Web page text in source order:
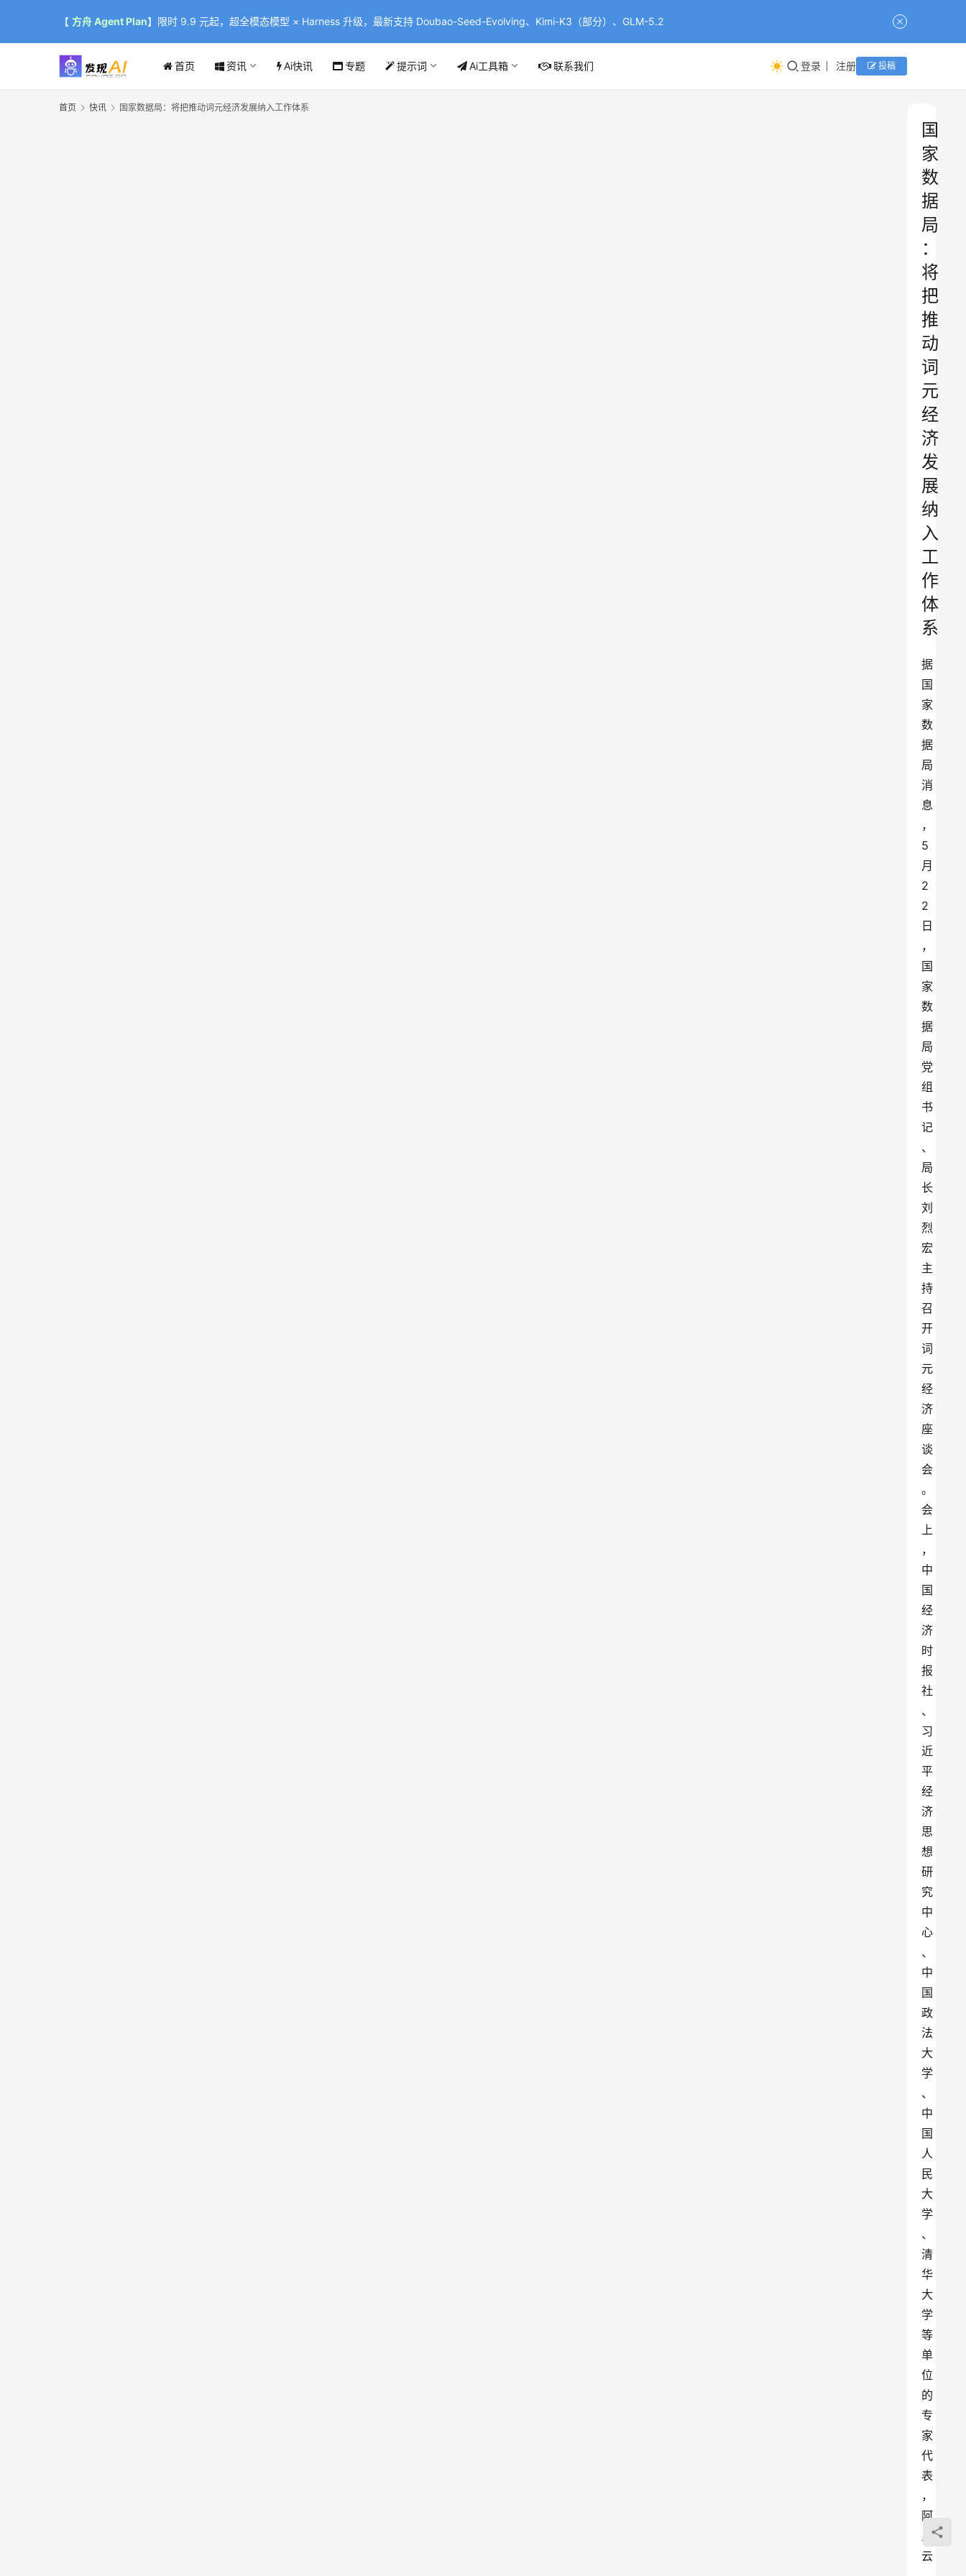
【 方舟 Agent Plan】限时 9.9 元起，超全模态模型 × Harness 升级，最新支持 Doubao-Seed-Evolving、Kimi-K3（部分）、GLM-5.2
首页 资讯 Ai快讯 专题 提示词 Ai工具箱 联系我们 登录 注册 投稿
首页 快讯 国家数据局：将把推动词元经济发展纳入工作体系
国
家
数
据
局
：
将
把
推
动
词
元
经
济
发
展
纳
入
工
作
体
系
据
国
家
数
据
局
消
息
，
5
月
2
2
日
，
国
家
数
据
局
党
组
书
记
、
局
长
刘
烈
宏
主
持
召
开
词
元
经
济
座
谈
会
。
会
上
，
中
国
经
济
时
报
社
、
习
近
平
经
济
思
想
研
究
中
心
、
中
国
政
法
大
学
、
中
国
人
民
大
学
、
清
华
大
学
等
单
位
的
专
家
代
表
，
阿
里
云